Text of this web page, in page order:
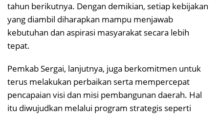
tahun berikutnya. Dengan demikian, setiap kebijakan
yang diambil diharapkan mampu menjawab
kebutuhan dan aspirasi masyarakat secara lebih
tepat.
Pemkab Sergai, lanjutnya, juga berkomitmen untuk
terus melakukan perbaikan serta mempercepat
pencapaian visi dan misi pembangunan daerah. Hal
itu diwujudkan melalui program strategis seperti